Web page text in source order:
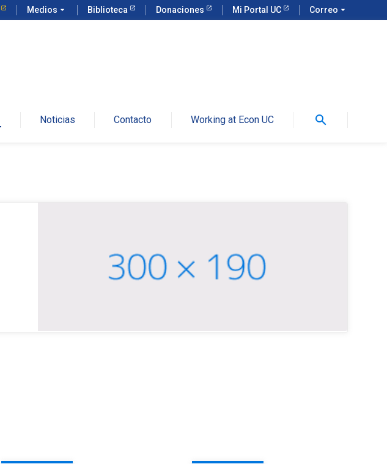
Medios arrow_drop_down Biblioteca Donaciones Mi Portal UC Correo arrow_drop_down
Noticias Contacto Working at Econ UC search